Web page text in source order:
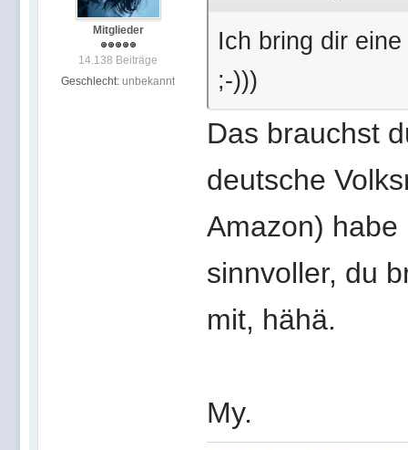
Mitglieder
14.138 Beiträge
Geschlecht: unbekannt
Ich bring dir
;-)))
Das brauchst
deutsche
Amazon) habe
sinnvoller, du
mit, hähä.
My.